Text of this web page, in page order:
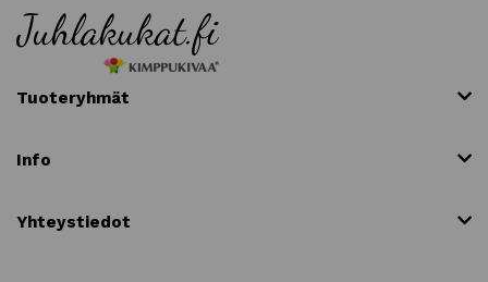
Tuoteryhmät
Info
Yhteystiedot